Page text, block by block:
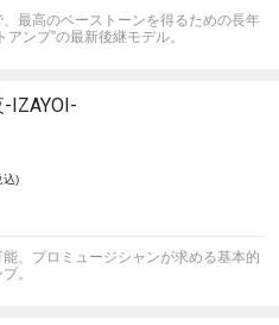
最高のベーストーンを得るための長年
ンプ”の最新後継モデル。
IZAYOI-
込)
、プロミュージシャンが求める基本的
。